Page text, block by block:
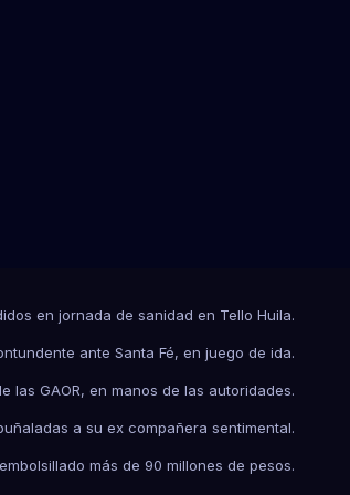
en jornada de sanidad en Tello Huila.
ante Santa Fé, en juego de ida.
las GAOR, en manos de las autoridades.
a su ex compañera sentimental.
más de 90 millones de pesos.